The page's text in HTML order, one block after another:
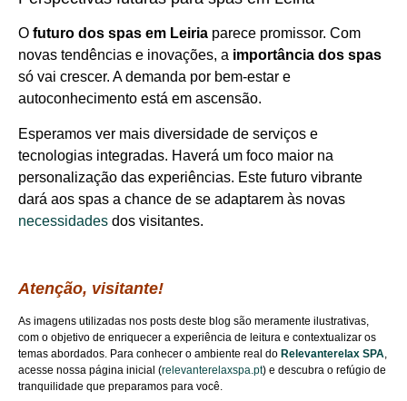
O futuro dos spas em Leiria parece promissor. Com
novas tendências e inovações, a importância dos spas
só vai crescer. A demanda por bem-estar e
autoconhecimento está em ascensão.
Esperamos ver mais diversidade de serviços e
tecnologias integradas. Haverá um foco maior na
personalização das experiências. Este futuro vibrante
dará aos spas a chance de se adaptarem às novas
necessidades dos visitantes.
Atenção, visitante!
As imagens utilizadas nos posts deste blog são meramente ilustrativas,
com o objetivo de enriquecer a experiência de leitura e contextualizar os
temas abordados. Para conhecer o ambiente real do Relevanterelax SPA,
acesse nossa página inicial (relevanterelaxspa.pt) e descubra o refúgio de
tranquilidade que preparamos para você.